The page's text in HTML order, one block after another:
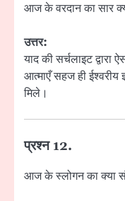
आज के वरदान का सार
उत्तर:
याद की सर्चलाइट
आत्माएँ सहज ही
मिले।
प्रश्न 12.
आज के स्लोगन का क्या